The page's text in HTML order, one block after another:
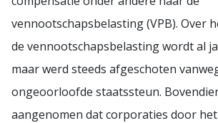
vennootschapsbelasting (VPB). Over
de vennootschapsbelasting wordt al
maar werd steeds afgeschoten
ongeoorloofde staatssteun.
aangenomen dat corporaties door